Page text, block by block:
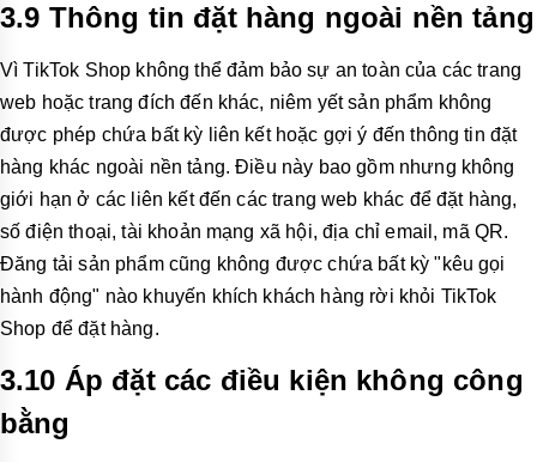
3.9 Thông tin đặt hàng ngoài nền tảng
Vì TikTok Shop không thể đảm bảo sự an toàn của các trang
web hoặc trang đích đến khác, niêm yết sản phẩm không
được phép chứa bất kỳ liên kết hoặc gợi ý đến thông tin đặt
hàng khác ngoài nền tảng. Điều này bao gồm nhưng không
giới hạn ở các liên kết đến các trang web khác để đặt hàng,
số điện thoại, tài khoản mạng xã hội, địa chỉ email, mã QR.
Đăng tải sản phẩm cũng không được chứa bất kỳ "kêu gọi
hành động" nào khuyến khích khách hàng rời khỏi TikTok
Shop để đặt hàng.
3.10 Áp đặt các điều kiện không công
bằng